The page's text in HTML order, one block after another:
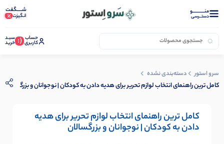
منــــــــــــو
دستــرسی
شـــــگفت
انگیزت
حساب
کاربری (: سبـد
خرید
سرو استور دسته‌بندی نشده
کامل ترین راهنمای انتخاب لوازم تحریر برای هدیه دادن به کودکان | نوجوانان و بزرگسالان
کامل ترین راهنمای انتخاب لوازم تحریر برای هدیه
دادن به کودکان | نوجوانان و بزرگسالان